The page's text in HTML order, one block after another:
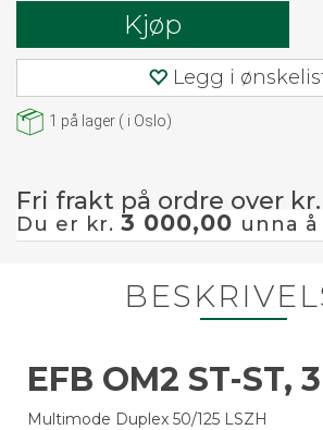
Kjøp
Legg i
1 på lager ( i Oslo)
Fri frakt på ordre over
Du er kr. 3 000,00 unna
EFB OM2 ST-ST,
Multimode Duplex 50/125 LSZH